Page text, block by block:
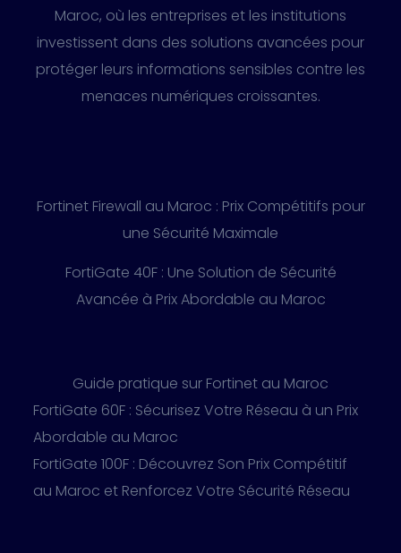
Maroc, où les entreprises et les institutions
investissent dans des solutions avancées pour
protéger leurs informations sensibles contre les
menaces numériques croissantes.
Fortinet Firewall au Maroc : Prix Compétitifs pour
une Sécurité Maximale
FortiGate 40F : Une Solution de Sécurité
Avancée à Prix Abordable au Maroc
Guide pratique sur Fortinet au Maroc
FortiGate 60F : Sécurisez Votre Réseau à un Prix
Abordable au Maroc
FortiGate 100F : Découvrez Son Prix Compétitif
au Maroc et Renforcez Votre Sécurité Réseau